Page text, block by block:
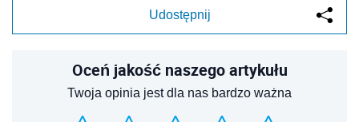
Udostępnij
Oceń jakość naszego artykułu
Twoja opinia jest dla nas bardzo ważna